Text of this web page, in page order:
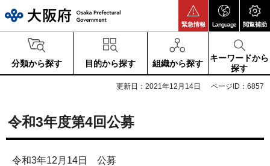
緊急情報 Language 閲覧補助
分類から探す 目的から探す 組織から探す
キーワードから
探す
更新日：2021年12月14日 ページID：6857
令和3年度第4回公募
令和3年12月14日 公募